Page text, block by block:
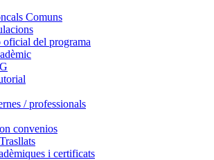
Comuns
del programa
/ professionals
convenios
i certificats